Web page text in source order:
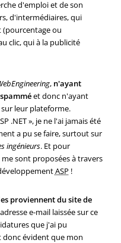
d'emploi et de son
d'intermédiaires, qui
ou
clic, qui à la publicité
, n'ayant
et donc n'ayant
leur plateforme.
.NET », je ne l'ai jamais été
a pu se faire, surtout sur
ingénieurs. Et pour
sont proposées à travers
ASP !
proviennent du site de
e-mail laissée sur ce
que j'ai pu
évident que mon